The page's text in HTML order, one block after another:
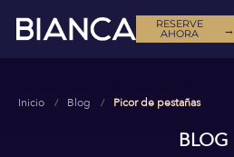
RESERVE
AHORA →
Inicio Blog Picor de pestañas
BLOG